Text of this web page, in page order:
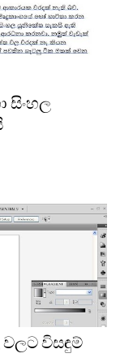
සිංහල
වලට විසඳුම්